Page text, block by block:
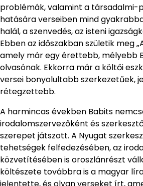
problémák, valamint a társadalmi-
hatására verseiben mind
halál, a szenvedés, az isteni
Ebben az időszakban születik meg
amely már egy érettebb, mélyebb
olvasónak. Ekkorra már a költői
versei bonyolultabb szerkezetűek,
rétegzettebb.
A harmincas években Babits
irodalomszervezőként és
szerepet játszott. A Nyugat
tehetségek felfedezésében, az
közvetítésében is oroszlánrészt
költészete továbbra is a magyar
jelentette, és olyan verseket írt,